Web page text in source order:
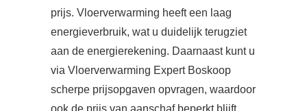
prijs. Vloerverwarming heeft een laag
energieverbruik, wat u duidelijk terugziet
aan de energierekening. Daarnaast kunt u
via Vloerverwarming Expert Boskoop
scherpe prijsopgaven opvragen, waardoor
ook de prijs van aanschaf beperkt blijft.